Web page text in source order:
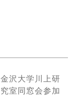
金沢大学川上研
究室同窓会参加